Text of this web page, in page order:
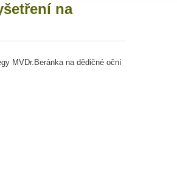
na
MVDr.Beránka na dědičné oční